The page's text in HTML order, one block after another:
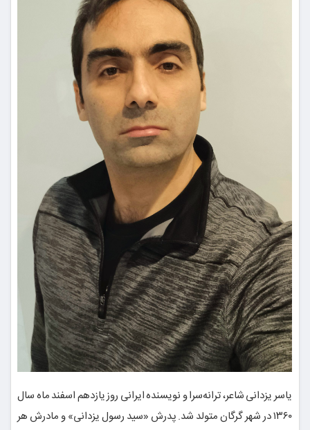
یاسر یزدانی شاعر، ترانه‌سرا و نویسنده ایرانی روز یازدهم اسفند ماه سال
۱۳۶۰ در شهر گرگان متولد شد. پدرش «سید رسول یزدانی» و مادرش هر